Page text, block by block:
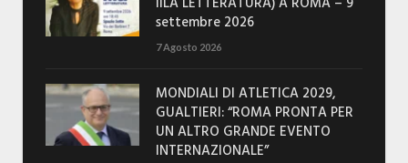
settembre 2026
7 Agosto 2026
MONDIALI DI ATLETICA 2029,
GUALTIERI: “ROMA PRONTA PER
UN ALTRO GRANDE EVENTO
INTERNAZIONALE”